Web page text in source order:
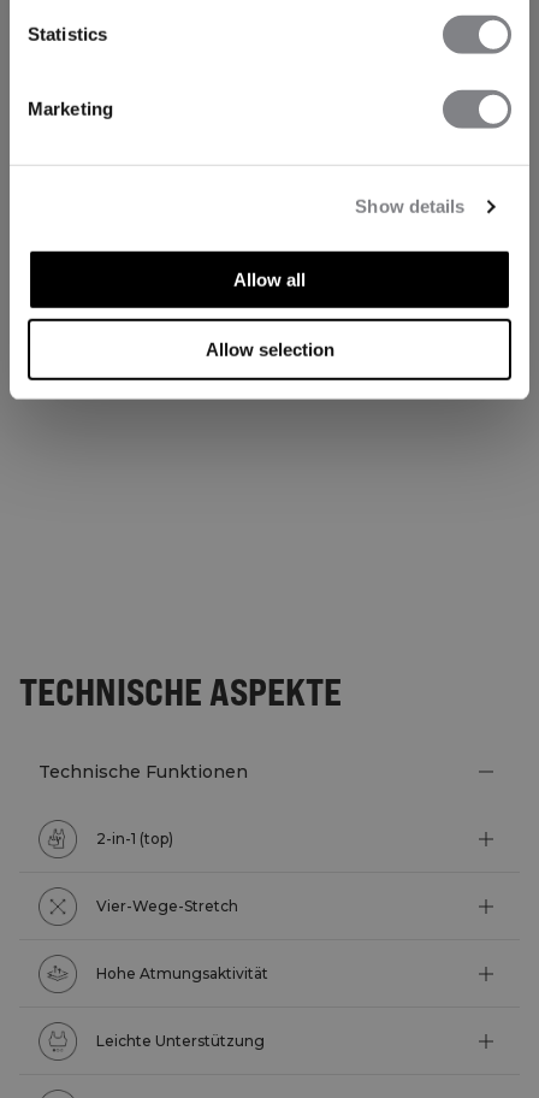
Statistics
Marketing
Show details
Allow all
Allow selection
TECHNISCHE ASPEKTE
Technische Funktionen
2-in-1 (top)
Vier-Wege-Stretch
Hohe Atmungsaktivität
Leichte Unterstützung